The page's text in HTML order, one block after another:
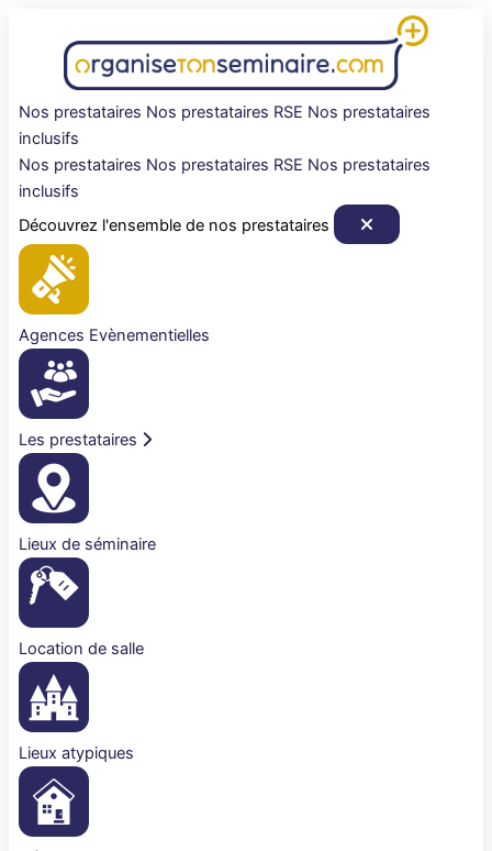
Nos prestataires Nos prestataires RSE Nos prestataires
inclusifs
Nos prestataires Nos prestataires RSE Nos prestataires
inclusifs
Découvrez l'ensemble de nos prestataires
Agences Evènementielles
Les prestataires
Lieux de séminaire
Location de salle
Lieux atypiques